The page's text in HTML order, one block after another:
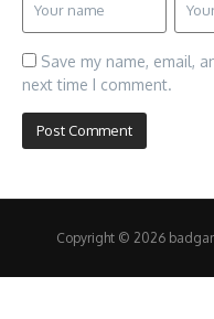
Save my name, email,
next time I comment.
Copyright © 2026